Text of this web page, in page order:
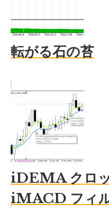
転がる石の苔
iDEMA クロ
iMACD フィ